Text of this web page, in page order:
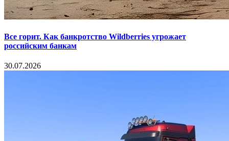
Все горит. Как банкротство Wildberries угрожает
российским банкам
30.07.2026